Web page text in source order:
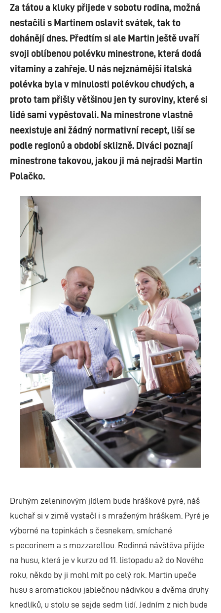
Za tátou a kluky přijede v sobotu rodina, možná
nestačili s Martinem oslavit svátek, tak to
dohánějí dnes. Předtím si ale Martin ještě uvaří
svoji oblíbenou polévku minestrone, která dodá
vitaminy a zahřeje. U nás nejznámější italská
polévka byla v minulosti polévkou chudých, a
proto tam přišly většinou jen ty suroviny, které si
lidé sami vypěstovali. Na minestrone vlastně
neexistuje ani žádný normativní recept, liší se
podle regionů a období sklizně. Diváci poznají
minestrone takovou, jakou ji má nejradši Martin
Polačko.
Druhým zeleninovým jídlem bude hráškové pyré, náš
kuchař si v zimě vystačí i s mraženým hráškem. Pyré je
výborné na topinkách s česnekem, smíchané
s pecorinem a s mozzarellou. Rodinná návštěva přijde
na husu, která je v kurzu od 11. listopadu až do Nového
roku, někdo by ji mohl mít po celý rok. Martin upeče
husu s aromatickou jablečnou nádivkou a dvěma druhy
knedlíků, u stolu se sejde sedm lidí. Jedním z nich bude